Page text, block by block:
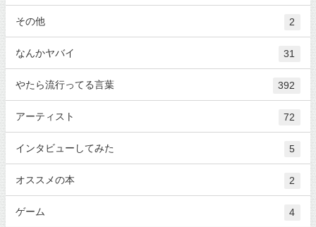
その他 2
なんかヤバイ 31
やたら流行ってる言葉 392
アーティスト 72
インタビューしてみた 5
オススメの本 2
ゲーム 4